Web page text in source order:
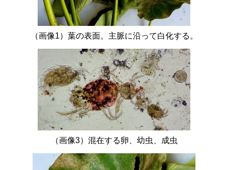
（画像1）葉の表面。主脈に沿って白化する。
（画像3）混在する卵、幼虫、成虫